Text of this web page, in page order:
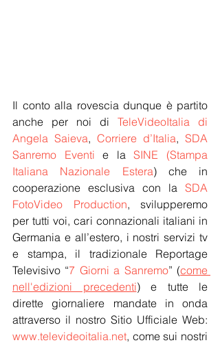
Il conto alla rovescia dunque è partito
anche per noi di TeleVideoItalia di
Angela Saieva, Corriere d’Italia, SDA
Sanremo Eventi e la SINE
(Stampa
Italiana Nazionale Estera) che in
cooperazione esclusiva con la SDA
FotoVideo Production, svilupperemo
per tutti voi, cari connazionali italiani in
Germania e all’estero, i nostri servizi tv
e stampa, il tradizionale Reportage
Televisivo “7 Giorni a Sanremo” (come
nell'edizioni precedenti) e tutte le
dirette giornaliere mandate in onda
www.televideoitalia.net, come sui nostri